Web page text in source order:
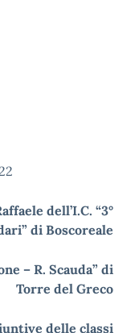
dell’I.C. “3°
di Boscoreale
– R. Scauda” di
Torre del Greco
delle classi